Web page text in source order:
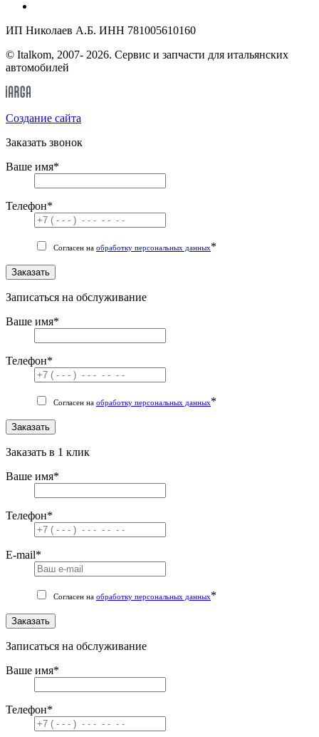
ИП Николаев А.Б. ИНН 781005610160
© Italkom, 2007- 2026. Сервис и запчасти для итальянских
автомобилей
Cоздание сайта
Заказать звонок
Ваше имя*
Телефон*
Согласен на обработку персональных данных*
Заказать
Записаться на обслуживание
Ваше имя*
Телефон*
Согласен на обработку персональных данных*
Заказать
Заказать в 1 клик
Ваше имя*
Телефон*
E-mail*
Согласен на обработку персональных данных*
Заказать
Записаться на обслуживание
Ваше имя*
Телефон*